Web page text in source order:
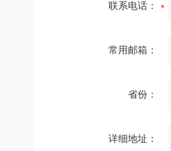
联系电话：
常用邮箱：
省份：
详细地址：